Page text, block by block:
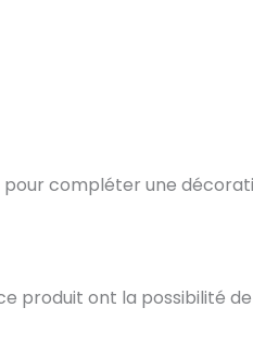
compléter une
produit ont la possibilité de